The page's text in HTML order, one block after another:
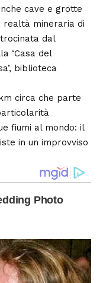
cave e grotte
realtà mineraria di
dal
‘Casa del
biblioteca
circa che parte
fiumi al mondo: il
in un improvviso